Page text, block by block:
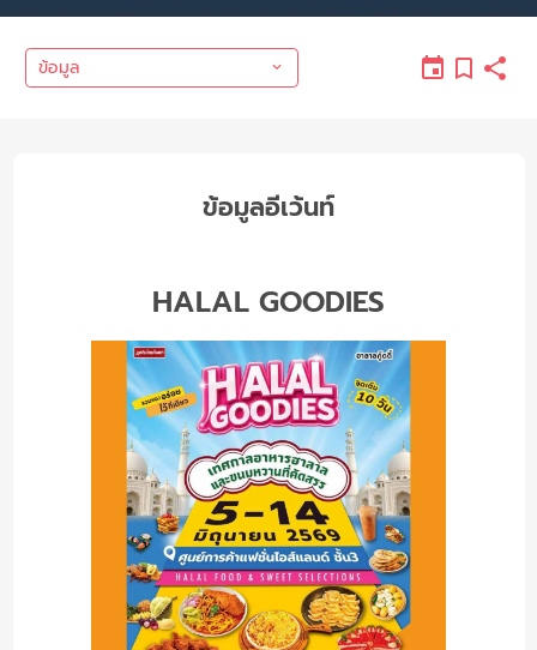
ข้อมูล
ข้อมูลอีเว้นท์
HALAL GOODIES